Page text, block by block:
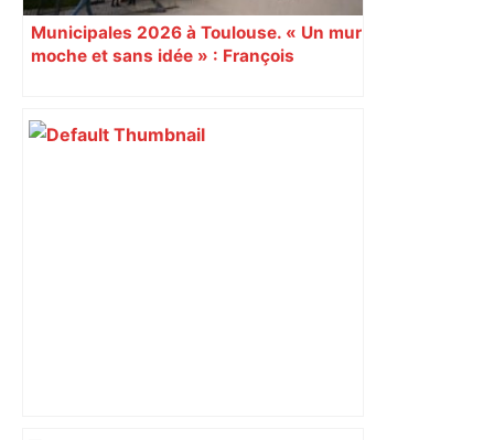
Municipales 2026 à Toulouse. « Un mur
moche et sans idée » : François
Augustins